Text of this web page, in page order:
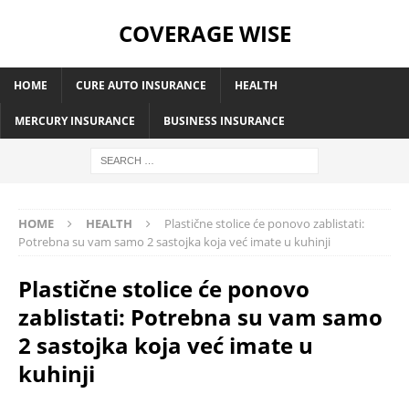
COVERAGE WISE
HOME CURE AUTO INSURANCE HEALTH
MERCURY INSURANCE BUSINESS INSURANCE
HOME HEALTH
Plastične stolice će ponovo zablistati:
Potrebna su vam samo 2 sastojka koja već imate u kuhinji
Plastične stolice će ponovo
zablistati: Potrebna su vam samo
2 sastojka koja već imate u
kuhinji